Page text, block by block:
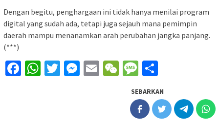
Dengan begitu, penghargaan ini tidak hanya menilai program
digital yang sudah ada, tetapi juga sejauh mana pemimpin
daerah mampu menanamkan arah perubahan jangka panjang.
(***)
Facebook
WhatsApp
Twitter
Messenger
EmailWeChatMessage
SEBARKAN